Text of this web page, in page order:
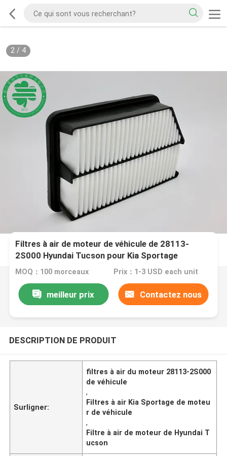
2/ 4
Filtres à air de moteur de véhicule de 28113-
2S000 Hyundai Tucson pour Kia Sportage
MOQ：100 morceaux Prix：1-3 USD each unit
meilleur prix Contactez nous
DESCRIPTION DE PRODUIT
Surligner:
filtres à air du moteur 28113-2S000
de véhicule
,
Filtres à air Kia Sportage de moteu
r de véhicule
,
Filtre à air de moteur de Hyundai T
ucson